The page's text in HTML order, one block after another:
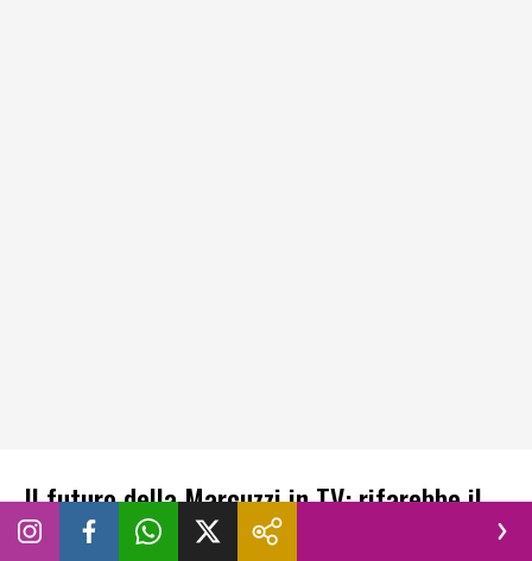
Il futuro della Marcuzzi in TV: rifarebbe il
GF e L’Isola?